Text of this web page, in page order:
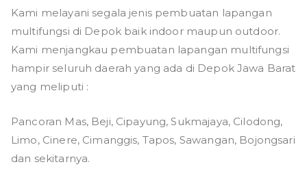
Kami melayani segala jenis pembuatan lapangan
multifungsi di Depok baik indoor maupun outdoor.
Kami menjangkau pembuatan lapangan multifungsi
hampir seluruh daerah yang ada di Depok Jawa Barat
yang meliputi :
Pancoran Mas, Beji, Cipayung, Sukmajaya, Cilodong,
Limo, Cinere, Cimanggis, Tapos, Sawangan, Bojongsari
dan sekitarnya.